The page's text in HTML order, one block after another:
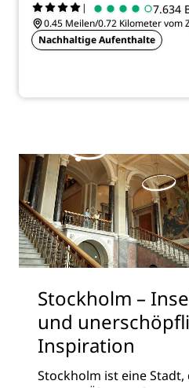
| 7.634
0.45 Meilen/0.72 Kilometer vom
entfernt
Nachhaltige Aufenthalte
Stockholm –
und
Inspiration
Stockholm ist eine